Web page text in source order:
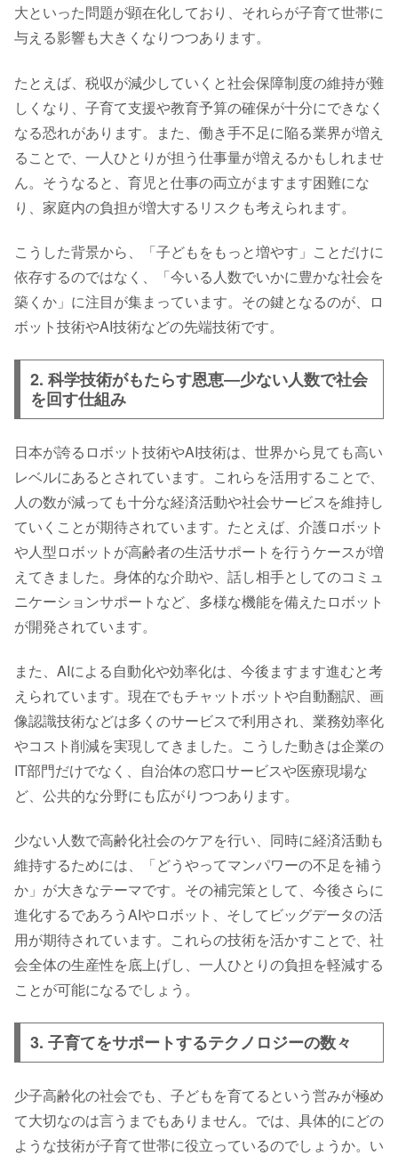
大といった問題が顕在化しており、それらが子育て世帯に
与える影響も大きくなりつつあります。
たとえば、税収が減少していくと社会保障制度の維持が難
しくなり、子育て支援や教育予算の確保が十分にできなく
なる恐れがあります。また、働き手不足に陥る業界が増え
ることで、一人ひとりが担う仕事量が増えるかもしれませ
ん。そうなると、育児と仕事の両立がますます困難にな
り、家庭内の負担が増大するリスクも考えられます。
こうした背景から、「子どもをもっと増やす」ことだけに
依存するのではなく、「今いる人数でいかに豊かな社会を
築くか」に注目が集まっています。その鍵となるのが、ロ
ボット技術やAI技術などの先端技術です。
2. 科学技術がもたらす恩恵―少ない人数で社会
を回す仕組み
日本が誇るロボット技術やAI技術は、世界から見ても高い
レベルにあるとされています。これらを活用することで、
人の数が減っても十分な経済活動や社会サービスを維持し
ていくことが期待されています。たとえば、介護ロボット
や人型ロボットが高齢者の生活サポートを行うケースが増
えてきました。身体的な介助や、話し相手としてのコミュ
ニケーションサポートなど、多様な機能を備えたロボット
が開発されています。
また、AIによる自動化や効率化は、今後ますます進むと考
えられています。現在でもチャットボットや自動翻訳、画
像認識技術などは多くのサービスで利用され、業務効率化
やコスト削減を実現してきました。こうした動きは企業の
IT部門だけでなく、自治体の窓口サービスや医療現場な
ど、公共的な分野にも広がりつつあります。
少ない人数で高齢化社会のケアを行い、同時に経済活動も
維持するためには、「どうやってマンパワーの不足を補う
か」が大きなテーマです。その補完策として、今後さらに
進化するであろうAIやロボット、そしてビッグデータの活
用が期待されています。これらの技術を活かすことで、社
会全体の生産性を底上げし、一人ひとりの負担を軽減する
ことが可能になるでしょう。
3. 子育てをサポートするテクノロジーの数々
少子高齢化の社会でも、子どもを育てるという営みが極め
て大切なのは言うまでもありません。では、具体的にどの
ような技術が子育て世帯に役立っているのでしょうか。い